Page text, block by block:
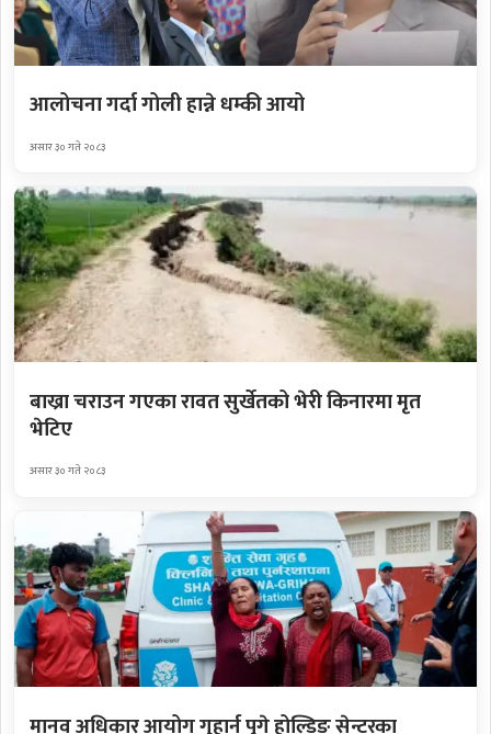
आलोचना गर्दा गोली हान्ने धम्की आयो
असार ३० गते २०८३
बाख्रा चराउन गएका रावत सुर्खेतको भेरी किनारमा मृत
भेटिए
असार ३० गते २०८३
मानव अधिकार आयोग गुहार्न पुगे होल्डिङ सेन्टरका